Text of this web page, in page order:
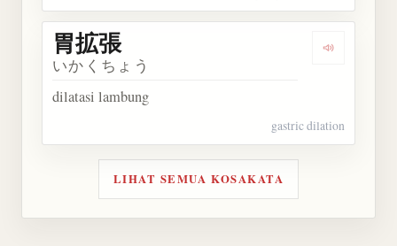
Dengarkan
胃拡張
いかくちょう
dilatasi lambung
gastric dilation
LIHAT SEMUA KOSAKATA